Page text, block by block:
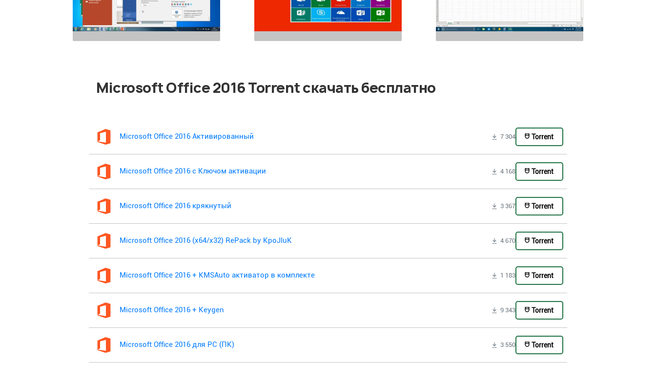
Microsoft Office 2016 Torrent скачать бесплатно
Microsoft Office 2016 Активированный 7 304 Torrent
Microsoft Office 2016 с Ключом активации 4 168 Torrent
Microsoft Office 2016 крякнутый 3 367 Torrent
Microsoft Office 2016 (x64/x32) RePack by KpoJIuK 4 670 Torrent
Microsoft Office 2016 + KMSAuto активатор в комплекте 1 183 Torrent
Microsoft Office 2016 + Keygen 9 343 Torrent
Microsoft Office 2016 для PC (ПК) 3 550 Torrent